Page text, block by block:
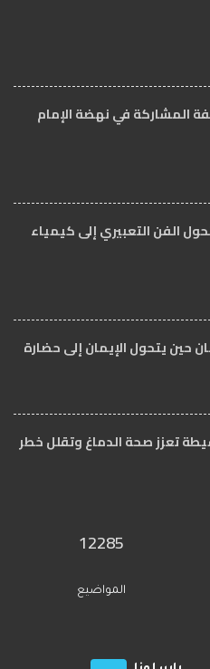
المشاركة في نهضة الإمام
الفن التعبيري إلى كيمياء
حين يتحول الإيمان إلى حضارة
تعزز صحة الدماغ وتقلل خطر
12285
المواضيع